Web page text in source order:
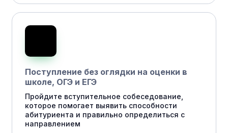
Поступление без оглядки на оценки в
школе, ОГЭ и ЕГЭ
Пройдите вступительное собеседование,
которое помогает выявить способности
абитуриента и правильно определиться с
направлением